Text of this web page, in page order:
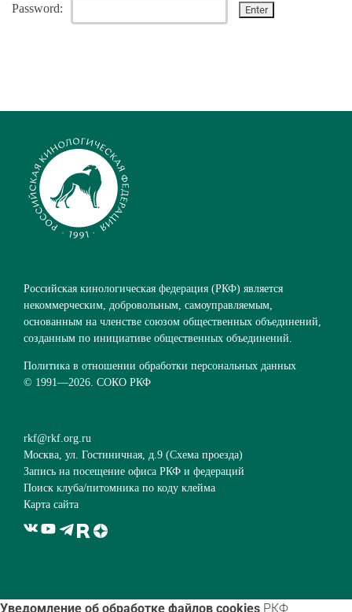
Password:
Российская кинологическая федерация (РКФ) является
некоммерческим, добровольным, самоуправляемым,
основанным на членстве союзом общественных объединений,
созданным по инициативе общественных объединений.
Политика в отношении обработки персональных данных
© 1991—2026. СОКО РКФ
rkf@rkf.org.ru
Москва, ул. Гостиничная, д.9 (Схема проезда)
Запись на посещение офиса РКФ и федераций
Поиск клуба/питомника по коду клейма
Карта сайта
Уведомление об обработке файлов cookies РКФ